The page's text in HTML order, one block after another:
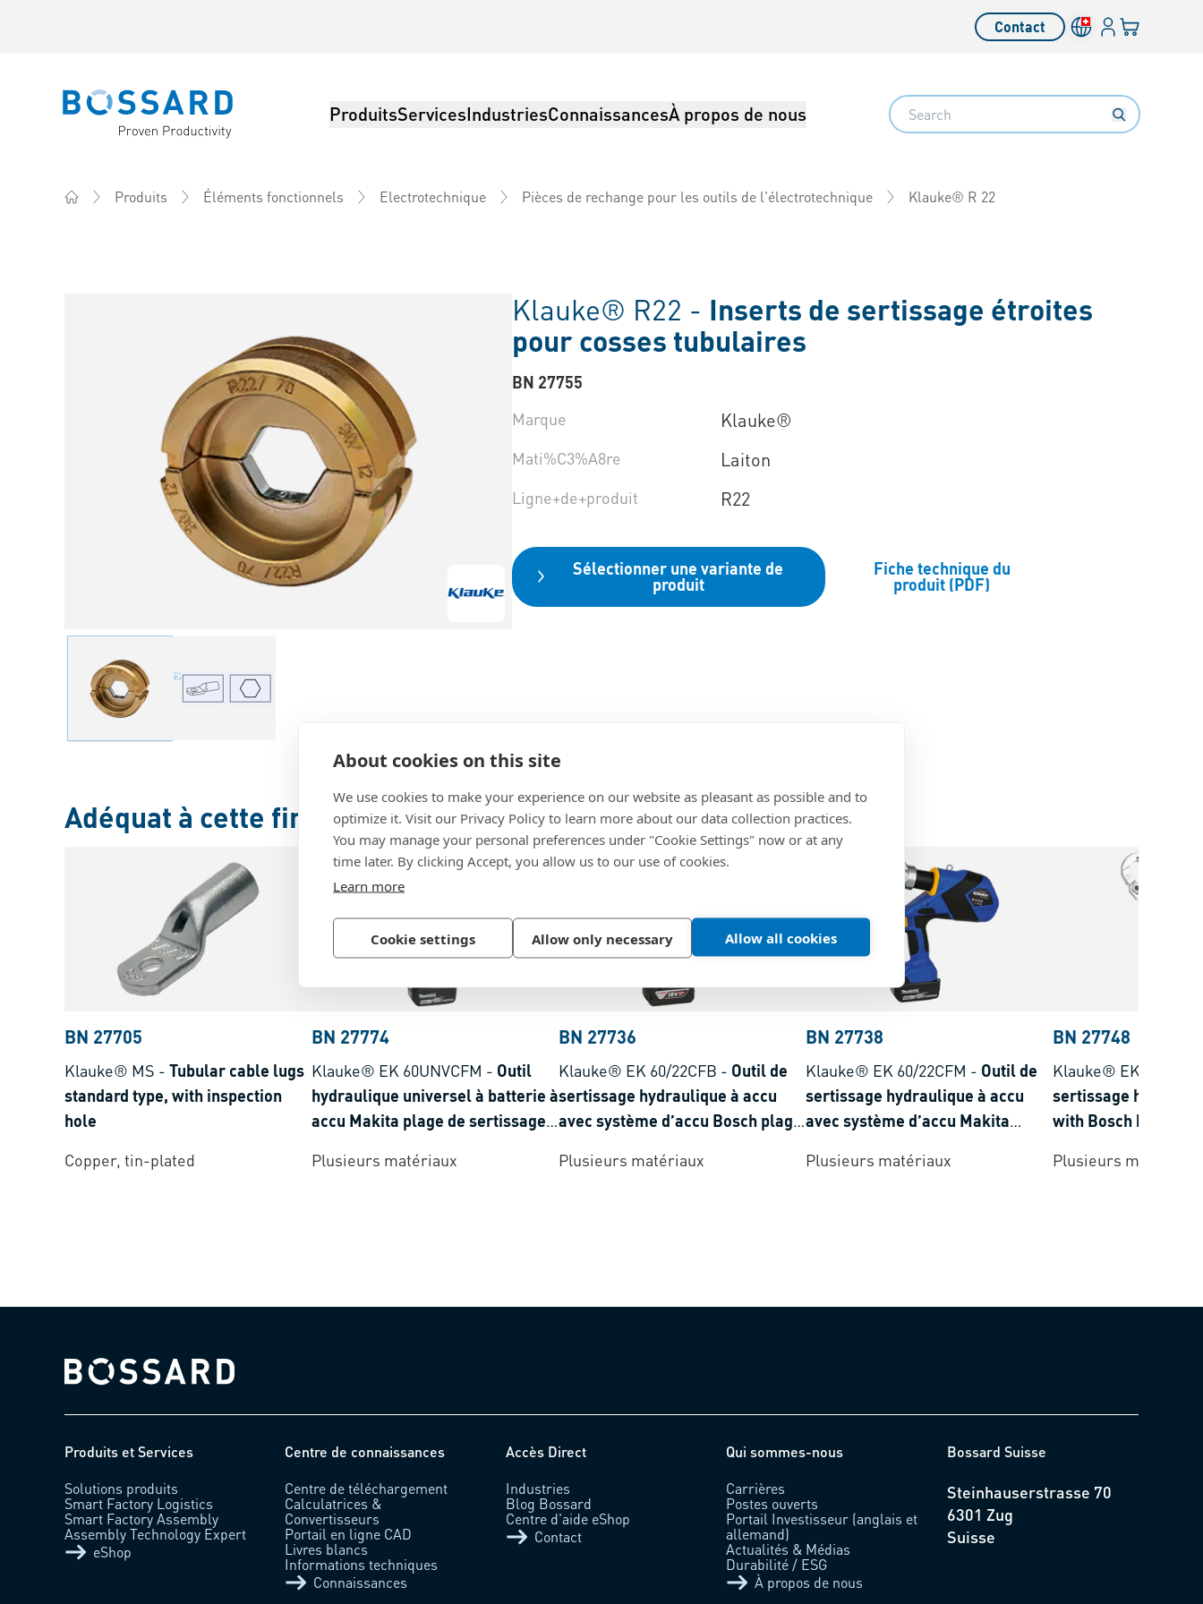
About cookies on this site
We use cookies to make your experience on our website as pleasant as possible and to
optimize it. Visit our Privacy Policy to learn more about our data collection practices.
You may manage your personal preferences under "Cookie Settings" now or at any
time later. By clicking Accept, you allow us to our use of cookies.
Learn more
Cookie settings Allow only necessary Allow all cookies
Contact Connexion
Votre panier
Bossard homepage ProduitsServicesIndustriesConnaissancesÀ propos de nous Search
Produits Éléments fonctionnels Electrotechnique Pièces de rechange pour les outils de l'électrotechnique Klauke® R 22
Klauke® R22 - Inserts de sertissage étroites
pour cosses tubulaires
BN 27755
Marque
Klauke®
Mati%C3%A8re Laiton
Ligne+de+produit R22
Sélectionner une variante de
produit
Fiche technique du
produit (PDF)
Adéquat à cette fin
BN 27705
Klauke® MS - Tubular cable lugs
standard type, with inspection
hole
Copper, tin-plated
BN 27774
Klauke® EK 60UNVCFM - Outil
hydraulique universel à batterie à
accu Makita plage de sertissage
Plusieurs matériaux
BN 27736
Klauke® EK 60/22CFB - Outil de
sertissage hydraulique à accu
avec système d’accu Bosch plage
Plusieurs matériaux
BN 27738
Klauke® EK 60/22CFM - Outil de
sertissage hydraulique à accu
avec système d’accu Makita
Plusieurs matériaux
BN 27748
Klauke® EKM 60/
sertissage
with Bosch battery
Plusieurs matériaux
Bossard homepage
Produits et Services
Solutions produits
Smart Factory Logistics
Smart Factory Assembly
Assembly Technology Expert
eShop
Centre de connaissances
Centre de téléchargement
Calculatrices &
Convertisseurs
Portail en ligne CAD
Livres blancs
Informations techniques
Connaissances
Accès Direct
Industries
Blog Bossard
Centre d'aide eShop
Contact
Qui sommes-nous
Carrières
Postes ouverts
Portail Investisseur (anglais et
allemand)
Actualités & Médias
Durabilité / ESG
À propos de nous
Bossard Suisse
Steinhauserstrasse 70
6301 Zug
Suisse